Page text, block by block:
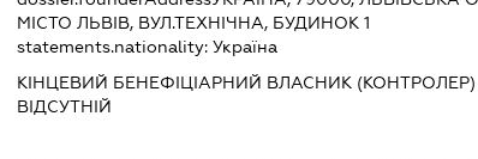
МІСТО ЛЬВІВ, ВУЛ.ТЕХНІЧНА, БУДИНОК 1
statements.nationality: Україна
КІНЦЕВИЙ БЕНЕФІЦІАРНИЙ ВЛАСНИК (КОНТРОЛЕР)
ВІДСУТНІЙ